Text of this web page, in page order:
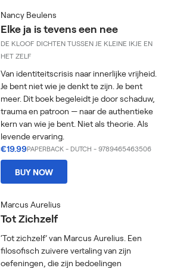
Nancy Beulens
Elke ja is tevens een nee
DE KLOOF DICHTEN TUSSEN JE KLEINE IKJE EN
HET ZELF
Van identiteitscrisis naar innerlijke vrijheid.
Je bent niet wie je denkt te zijn. Je bent
meer. Dit boek begeleidt je door schaduw,
trauma en patroon — naar de authentieke
kern van wie je bent. Niet als theorie. Als
levende ervaring.
€19.99PAPERBACK - DUTCH - 9789465463506
BUY NOW
Marcus Aurelius
Tot Zichzelf
‘Tot zichzelf’ van Marcus Aurelius. Een
filosofisch zuivere vertaling van zijn
oefeningen, die zijn bedoelingen